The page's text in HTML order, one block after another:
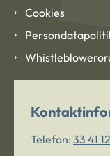
Cookies
Telefon: 33 41